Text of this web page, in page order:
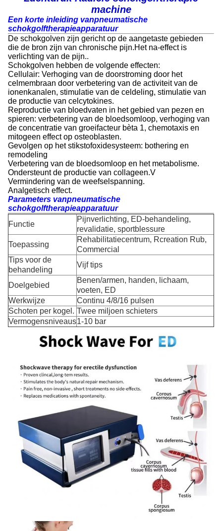
machine
Een korte inleiding vanpneumatische
schokgolftherapieapparatuur
De schokgolven zijn gericht op de aangetaste gebieden
die de bron zijn van chronische pijn.Het na-effect is
verlichting van de pijn..
Schokgolven hebben de volgende effecten:
Cellulair: Verhoging van de doorstroming door het
celmembraan door verbetering van de activiteit van de
ionenkanalen, stimulatie van de celdeling, stimulatie van
de productie van celcytokines.
Reproductie van bloedvaten in het gebied van pezen en
spieren: verbetering van de bloedsomloop, verhoging van
de concentratie van groeifacteur bèta 1, chemotaxis en
mitogeen effect op osteoblasten.
Gevolgen op het stikstofoxidesysteem: bothering en
remodeling
Verbetering van de bloedsomloop en het metabolisme.
Ondersteunt de productie van collageen.V
Vermindering van de weefselspanning.
Analgetisch effect.
Parameters vanpneumatische
schokgolftherapieapparatuur
Functie
Pijnverlichting, ED-behandeling,
revalidatie, sportblessure
Toepassing
Rehabilitatiecentrum, Rcreation Rub,
Commercial
Tips voor de
behandeling
Vijf tips
Doelgebied
Benen/armen, handen, lichaam,
voeten, ED
Werkwijze
Continu 4/8/16 pulsen
Schoten per kogel. Twee miljoen schieters
Vermogensniveaus1-10 bar